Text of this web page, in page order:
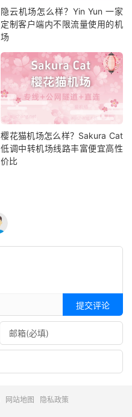
隐云机场怎么样？Yin Yun 一家
定制客户端内不限流量使用的机
场
樱花猫机场怎么样？Sakura Cat
低调中转机场线路丰富便宜高性
价比
提交评论
网站地图 隐私政策